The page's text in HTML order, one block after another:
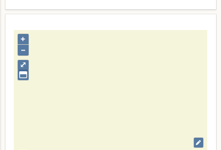
⤢
+
–